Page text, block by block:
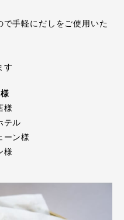
で手軽にだしをご使用いた
す
様
テル
ーン様
様